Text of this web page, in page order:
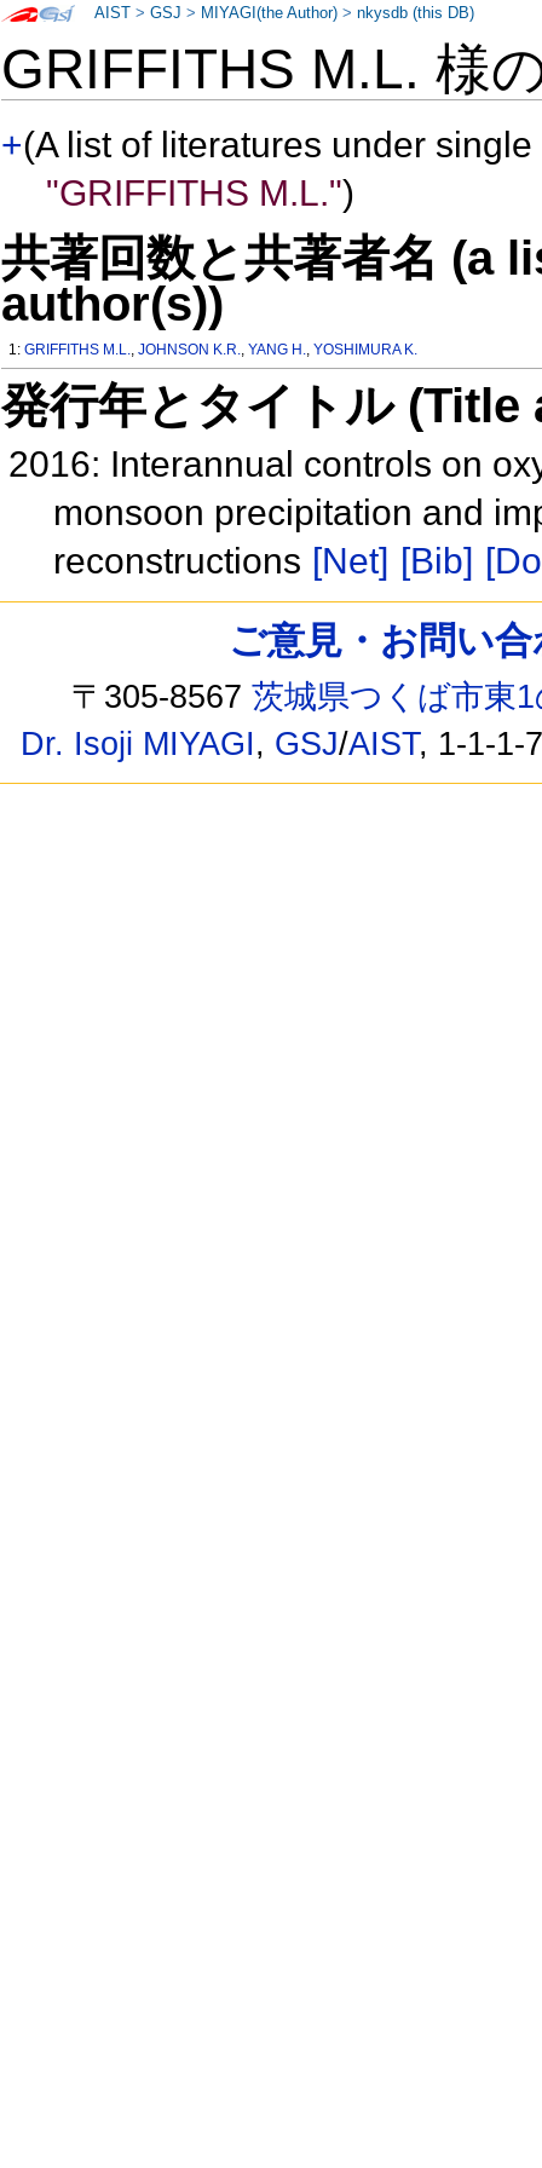
GRIFFITHS M.L. 様
+(A list of literatures under
"GRIFFITHS M.L.")
共著回数と共著者名 (a
author(s))
1:GRIFFITHS M.L.,JOHNSON K.R.,YANG H.,YOSHIMURA K.
発行年とタイトル
2016: Interannual controls on
monsoon precipitation and
reconstructions [Net] [Bib]
AIST >GSJ > MIYAGI(the Author) >nkysdb (this DB)
ご意見・お問い
〒305-8567茨城県つくば市東
Dr. Isoji MIYAGI, GSJ/AIST, 1-1-1-